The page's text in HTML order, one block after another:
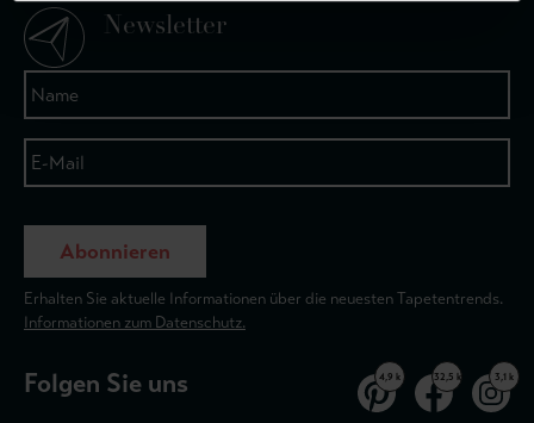
Newsletter
Abonnieren
Erhalten Sie aktuelle Informationen über die neuesten Tapetentrends.
Informationen zum Datenschutz.
Folgen Sie uns 4,9 k 32,5 k 3,1 k